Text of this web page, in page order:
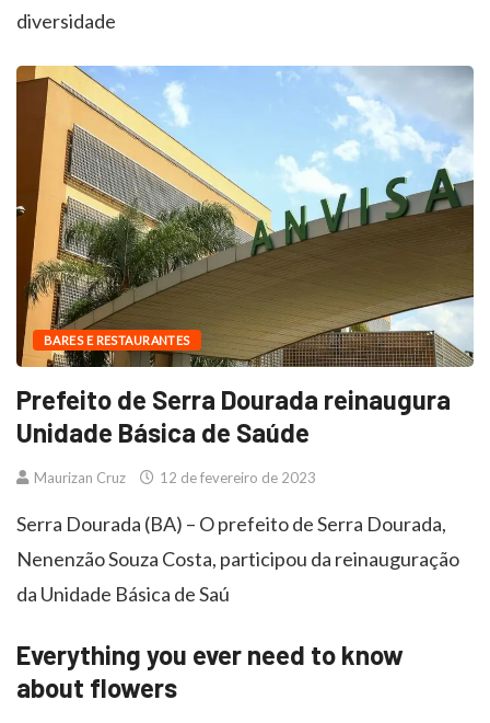
diversidade
BARES E RESTAURANTES
Prefeito de Serra Dourada reinaugura
Unidade Básica de Saúde
Maurizan Cruz 12 de fevereiro de 2023
Serra Dourada (BA) – O prefeito de Serra Dourada,
Nenenzão Souza Costa, participou da reinauguração
da Unidade Básica de Saú
Everything you ever need to know
about flowers